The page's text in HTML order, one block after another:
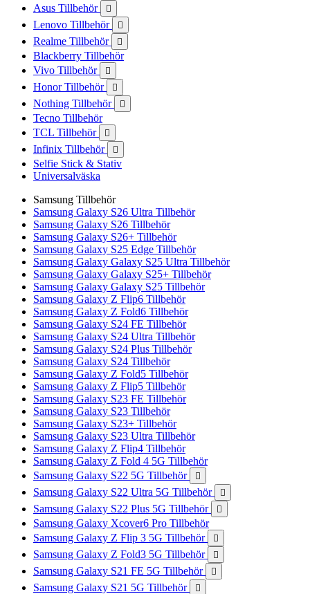
Asus Tillbehör

Lenovo Tillbehör 
Realme Tillbehör 
Blackberry Tillbehör
Vivo Tillbehör

Honor Tillbehör 
Nothing Tillbehör 
Tecno Tillbehör
TCL Tillbehör

Infinix Tillbehör 
Selfie Stick & Stativ
Universalväska
Samsung Tillbehör
Samsung Galaxy S26 Ultra Tillbehör
Samsung Galaxy S26 Tillbehör
Samsung Galaxy S26+ Tillbehör
Samsung Galaxy S25 Edge Tillbehör
Samsung Galaxy Galaxy S25 Ultra Tillbehör
Samsung Galaxy Galaxy S25+ Tillbehör
Samsung Galaxy Galaxy S25 Tillbehör
Samsung Galaxy Z Flip6 Tillbehör
Samsung Galaxy Z Fold6 Tillbehör
Samsung Galaxy S24 FE Tillbehör
Samsung Galaxy S24 Ultra Tillbehör
Samsung Galaxy S24 Plus Tillbehör
Samsung Galaxy S24 Tillbehör
Samsung Galaxy Z Fold5 Tillbehör
Samsung Galaxy Z Flip5 Tillbehör
Samsung Galaxy S23 FE Tillbehör
Samsung Galaxy S23 Tillbehör
Samsung Galaxy S23+ Tillbehör
Samsung Galaxy S23 Ultra Tillbehör
Samsung Galaxy Z Flip4 Tillbehör
Samsung Galaxy Z Fold 4 5G Tillbehör
Samsung Galaxy S22 5G Tillbehör

Samsung Galaxy S22 Ultra 5G Tillbehör 
Samsung Galaxy S22 Plus 5G Tillbehör 
Samsung Galaxy Xcover6 Pro Tillbehör
Samsung Galaxy Z Flip 3 5G Tillbehör

Samsung Galaxy Z Fold3 5G Tillbehör 
Samsung Galaxy S21 FE 5G Tillbehör 
Samsung Galaxy S21 5G Tillbehör 